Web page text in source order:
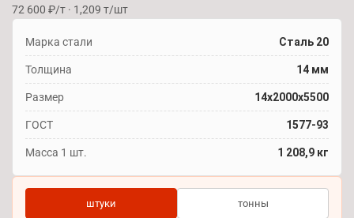
72 600 ₽/т · 1,209 т/шт
Марка стали Сталь 20
Толщина 14 мм
Размер 14х2000х5500
ГОСТ 1577-93
Масса 1 шт. 1 208,9 кг
штуки тонны